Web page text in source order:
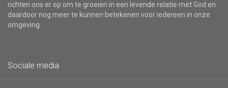
richten ons er op om te groeien in een levende relatie met God en
daardoor nog meer te kunnen betekenen voor iedereen in onze
omgeving.
Sociale media